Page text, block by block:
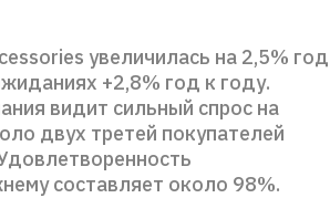
увеличилась на 2,5% год
+2,8% год к году.
видит сильный спрос на
двух третей покупателей
составляет около 98%.